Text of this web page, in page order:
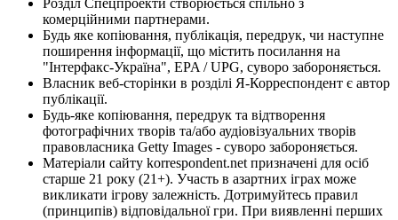
Розділ Спецпроекти створюється спільно з
комерційними партнерами.
Будь яке копіювання, публікація, передрук, чи наступне
поширення інформації, що містить посилання на
"Інтерфакс-Україна", EPA / UPG, суворо забороняється.
Власник веб-сторінки в розділі Я-Корреспондент є автор
публікації.
Будь-яке копіювання, передрук та відтворення
фотографічних творів та/або аудіовізуальних творів
правовласника Getty Images - суворо забороняється.
Матеріали сайту korrespondent.net призначені для осіб
старше 21 року (21+). Участь в азартних іграх може
викликати ігрову залежність. Дотримуйтесь правил
(принципів) відповідальної гри. При виявленні перших